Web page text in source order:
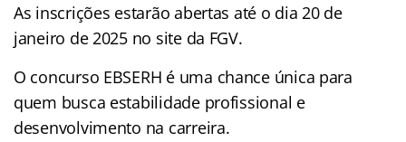
As inscrições estarão abertas até o dia 20 de
janeiro de 2025 no site da FGV.
O concurso EBSERH é uma chance única para
quem busca estabilidade profissional e
desenvolvimento na carreira.